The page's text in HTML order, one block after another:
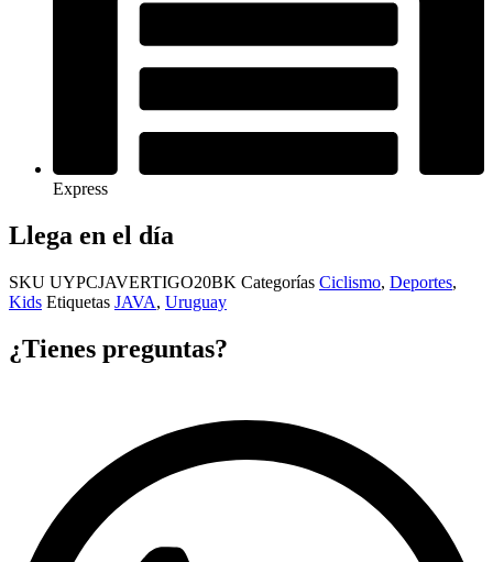
Express
Llega en el día
SKU UYPCJAVERTIGO20BK Categorías Ciclismo, Deportes,
Kids Etiquetas JAVA, Uruguay
¿Tienes preguntas?